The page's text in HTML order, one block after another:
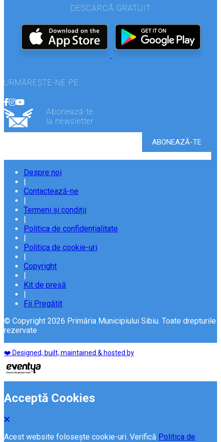
DESCARCĂ GRATUIT
URMĂREȘTE-NE PE
Abonează-te
la newsletter
Despre noi
|
Contactează-ne
|
Termeni și condiții
|
Politica de confidențialitate
|
Politica de cookie-uri
|
Copyright
|
Kit de presă
|
Fii Pregătit
© Copyright 2026 Primăria Municipiului Sibiu. Toate drepturile
rezervate
❤️ Designed, built, maintained & hosted by
Acceptă Cookies
Acest website folosește cookie-uri. Verifică Politica de